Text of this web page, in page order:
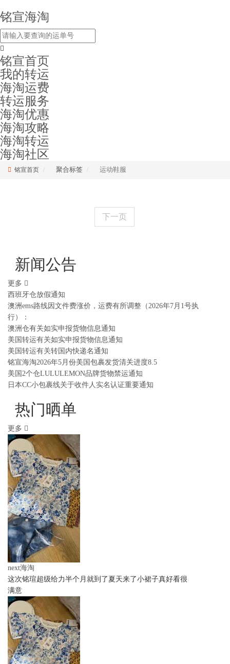
铭宣海淘
铭宣首页
我的转运
海淘运费
转运服务
海淘优惠
海淘攻略
海淘转运
海淘社区
铭宣首页 聚合标签 运动鞋服
下一页
新闻公告
更多
西班牙仓放假通知
澳洲ems路线因文件费涨价，运费有所调整（2026年7月1号执
行）：
澳洲仓有关如实申报货物信息通知
美国转运有关如实申报货物信息通知
美国转运有关转国内快递名通知
铭宣海淘2026年5月份美国包裹发货清关进度8.5
美国2个仓LULULEMON品牌货物禁运通知
日本CC小包裹线关于收件人实名认证重要通知
热门晒单
更多
next海淘
这次铭瑄超级给力半个月就到了夏天来了小裙子真好看很
满意